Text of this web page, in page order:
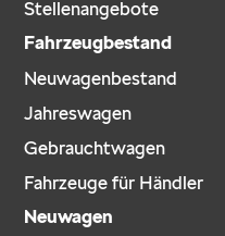
Stellenangebote
Fahrzeugbestand
Neuwagenbestand
Jahreswagen
Gebrauchtwagen
Fahrzeuge für Händler
Neuwagen